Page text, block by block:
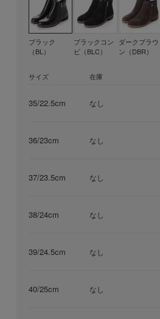
ブラック
（BL）
ブラックコン
ビ（BLC）
ダークブラウ
ン（DBR）
サイズ 在庫
35/22.5cm なし
36/23cm なし
37/23.5cm なし
38/24cm なし
39/24.5cm なし
40/25cm なし